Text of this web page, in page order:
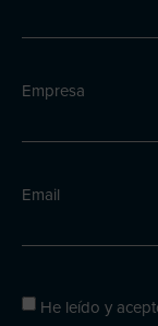
Empresa
Email
He leído y